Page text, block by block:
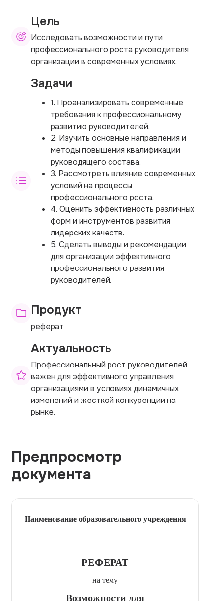
Цель
Исследовать возможности и пути
профессионального роста руководителя
организации в современных условиях.
Задачи
1. Проанализировать современные
требования к профессиональному
развитию руководителей.
2. Изучить основные направления и
методы повышения квалификации
руководящего состава.
3. Рассмотреть влияние современных
условий на процессы
профессионального роста.
4. Оценить эффективность различных
форм и инструментов развития
лидерских качеств.
5. Сделать выводы и рекомендации
для организации эффективного
профессионального развития
руководителей.
Продукт
реферат
Актуальность
Профессиональный рост руководителей
важен для эффективного управления
организациями в условиях динамичных
изменений и жесткой конкуренции на
рынке.
Предпросмотр
документа
Наименование образовательного учреждения
РЕФЕРАТ
на тему
Возможности для